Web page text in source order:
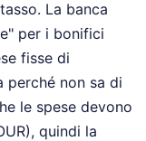
La banca
per i bonifici
fisse di
perché non sa di
le spese devono
quindi la